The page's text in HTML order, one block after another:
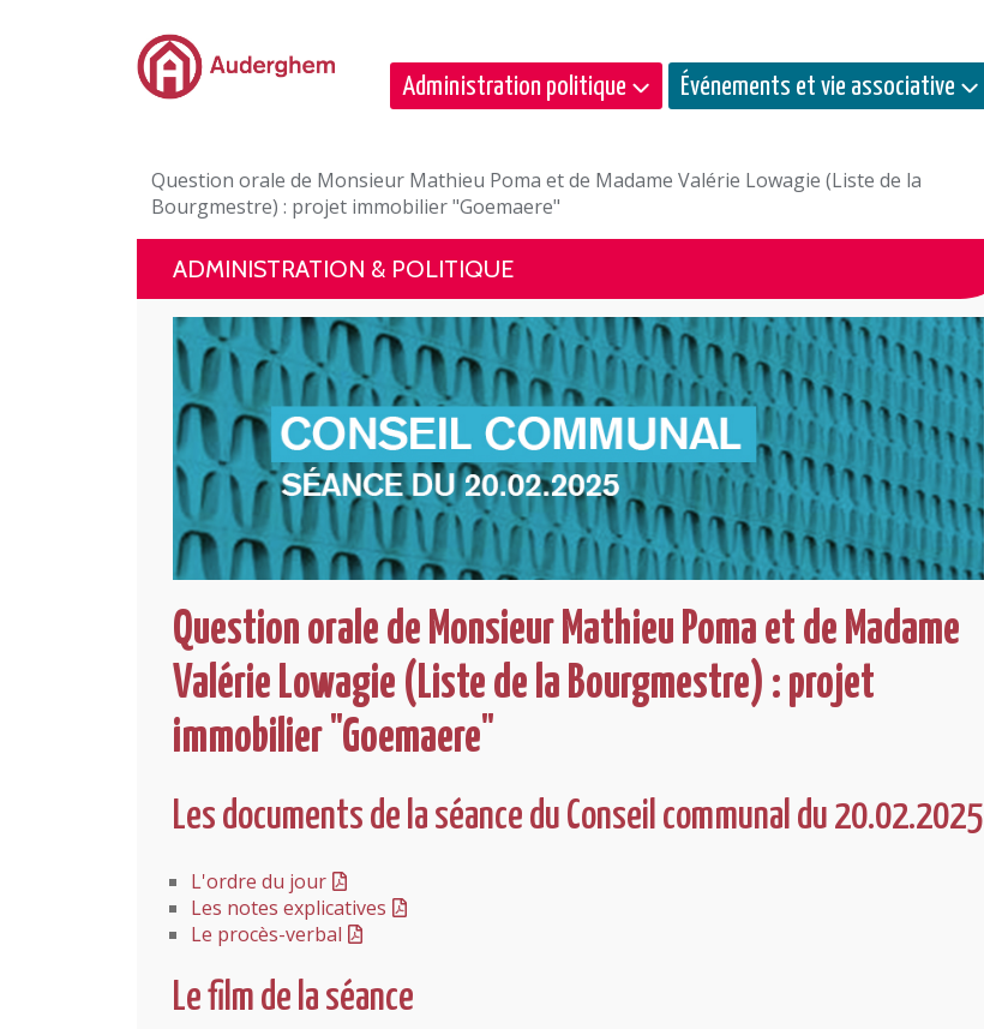
Passer au contenu principal
Administration politique Événements et vie associative
Question orale de Monsieur Mathieu Poma et de Madame Valérie Lowagie (Liste de la
Bourgmestre) : projet immobilier "Goemaere"
ADMINISTRATION & POLITIQUE
Question orale de Monsieur Mathieu Poma et de Madame
Valérie Lowagie (Liste de la Bourgmestre) : projet
immobilier "Goemaere"
Les documents de la séance du Conseil communal du 20.02.2025
L'ordre du jour
Les notes explicatives
Le procès-verbal
Le film de la séance